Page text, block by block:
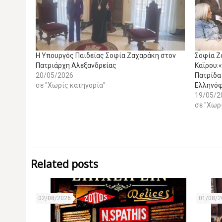
Η Υπουργός Παιδείας Σοφία Ζαχαράκη στον
Πατριάρχη Αλεξανδρείας
20/05/2026
σε "Χωρίς κατηγορία"
Σοφία
19/05/
σε
Related posts
02/08/2026 01/08/